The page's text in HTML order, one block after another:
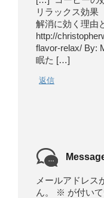
リラックス効
解消に効く理由
http://
flavor-relax/ By:
眠た […]
返信
メールアドレス
ん。
※ が付い